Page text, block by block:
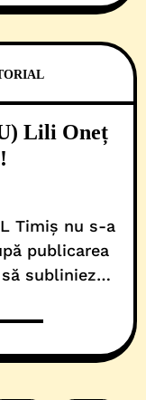
Lili Oneț
Timiș nu s-a
publicarea
sublinieze
filmuleț, la
de succes,
de mister.